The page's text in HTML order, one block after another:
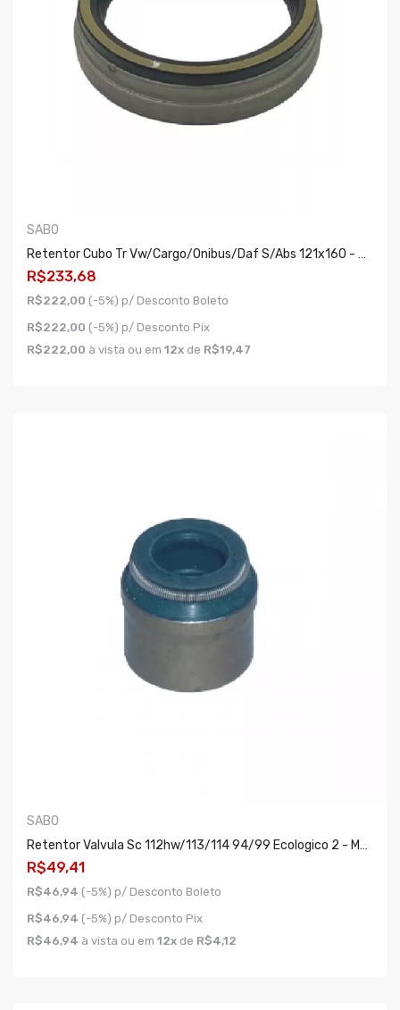
SABO
Retentor Cubo Tr Vw/cargo/onibus/daf S/abs 121x160 - Alta Temperatura
R$233,68
R$222,00 (-5%) p/ Desconto Boleto
R$222,00 (-5%) p/ Desconto Pix
R$222,00 à vista ou em 12x de R$19,47
SABO
Retentor Valvula Sc 112hw/113/114 94/99 Ecologico 2 - Monta C/cabecote Sc008
R$49,41
R$46,94 (-5%) p/ Desconto Boleto
R$46,94 (-5%) p/ Desconto Pix
R$46,94 à vista ou em 12x de R$4,12